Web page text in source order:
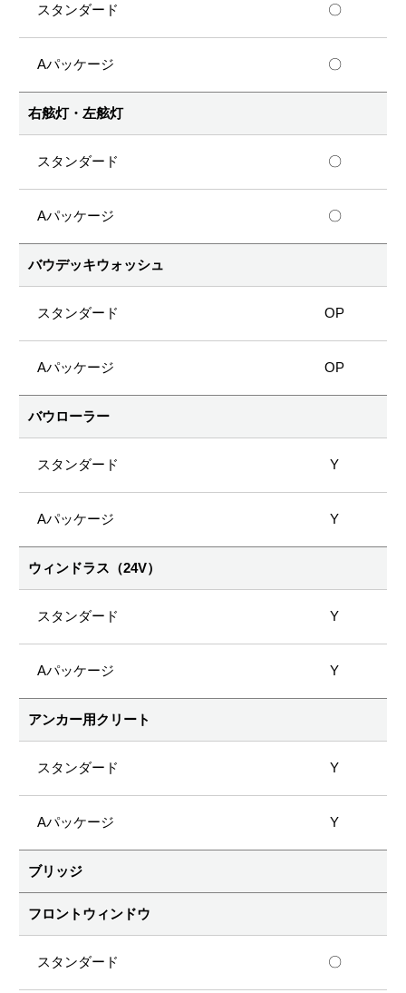
〇
〇
右舷灯・左舷灯
〇
〇
バウデッキウォッシュ
OP
OP
バウローラー
Y
Y
ウィンドラス（24V）
Y
Y
アンカー用クリート
Y
Y
ブリッジ
フロントウィンドウ
〇